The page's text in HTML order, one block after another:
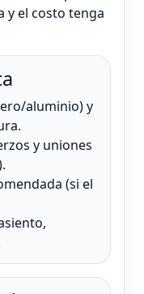
y el costo tenga
aluminio) y
y uniones
(si el